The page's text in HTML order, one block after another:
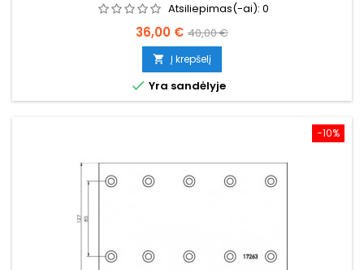
Atsiliepimas(-ai): 0
Kaina
36,00 € Bazinė
kaina
40,00 €
 Į krepšelį
 Yra sandėlyje
−10%